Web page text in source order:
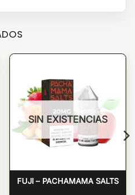
SIN EXISTENCIAS
FUJI – PACHAMAMA SALTS